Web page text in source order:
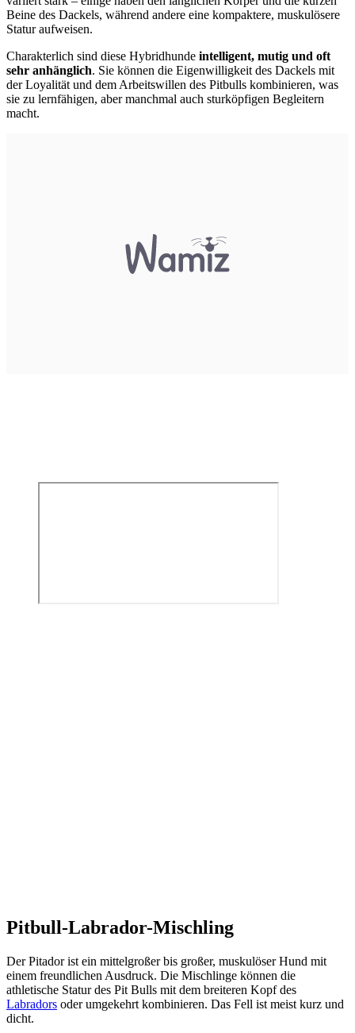
Beine des Dackels, während andere eine kompaktere, muskulösere
Statur aufweisen.
Charakterlich sind diese Hybridhunde intelligent, mutig und oft
sehr anhänglich. Sie können die Eigenwilligkeit des Dackels mit
der Loyalität und dem Arbeitswillen des Pitbulls kombinieren, was
sie zu lernfähigen, aber manchmal auch sturköpfigen Begleitern
macht.
Pitbull-Labrador-Mischling
Der Pitador ist ein mittelgroßer bis großer, muskulöser Hund mit
einem freundlichen Ausdruck. Die Mischlinge können die
athletische Statur des Pit Bulls mit dem breiteren Kopf des
Labradors oder umgekehrt kombinieren. Das Fell ist meist kurz und
dicht.